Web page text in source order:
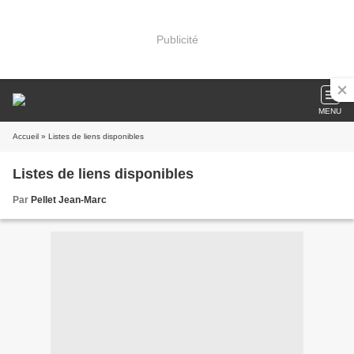
Publicité
MENU
Accueil » Listes de liens disponibles
Listes de liens disponibles
Par Pellet Jean-Marc